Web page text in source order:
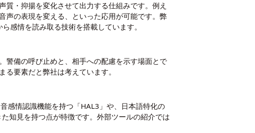
・抑揚を変化させて出力する仕組みです。例え
声の表現を変える、といった応用が可能です。弊
感情を読み取る技術を搭載しています。
警備の呼び止めと、相手への配慮を示す場面とで
要素だと弊社は考えています。
感情認識機能を持つ「HAL3」や、日本語特化の
知見を持つ点が特徴です。外部ツールの紹介では